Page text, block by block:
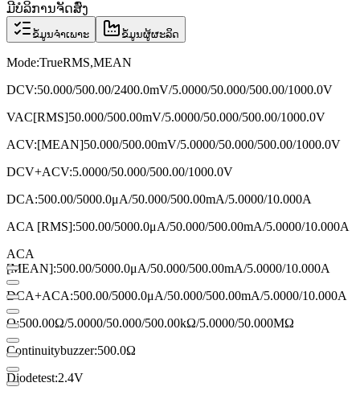
ມີບໍລິການຈັດສົ່ງ
ຂໍ້ມູນຈຳເພາະ ຂໍ້ມູນຜູ້ຜະລິດ
Mode:TrueRMS,MEAN
DCV:50.000/500.00/2400.0mV/5.0000/50.000/500.00/1000.0V
VAC[RMS]50.000/500.00mV/5.0000/50.000/500.00/1000.0V
ACV:[MEAN]50.000/500.00mV/5.0000/50.000/500.00/1000.0V
DCV+ACV:5.0000/50.000/500.00/1000.0V
DCA:500.00/5000.0μA/50.000/500.00mA/5.0000/10.000A
ACA [RMS]:500.00/5000.0μA/50.000/500.00mA/5.0000/10.000A
ACA
[MEAN]:500.00/5000.0μA/50.000/500.00mA/5.0000/10.000A
DCA+ACA:500.00/5000.0μA/50.000/500.00mA/5.0000/10.000A
Ω:500.00Ω/5.0000/50.000/500.00kΩ/5.0000/50.000MΩ
Continuitybuzzer:500.0Ω
Diodetest:2.4V